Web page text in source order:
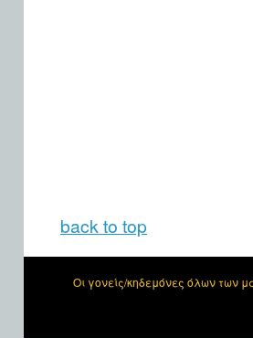
back to top
Οι γονείς/κηδεμόνες όλων των